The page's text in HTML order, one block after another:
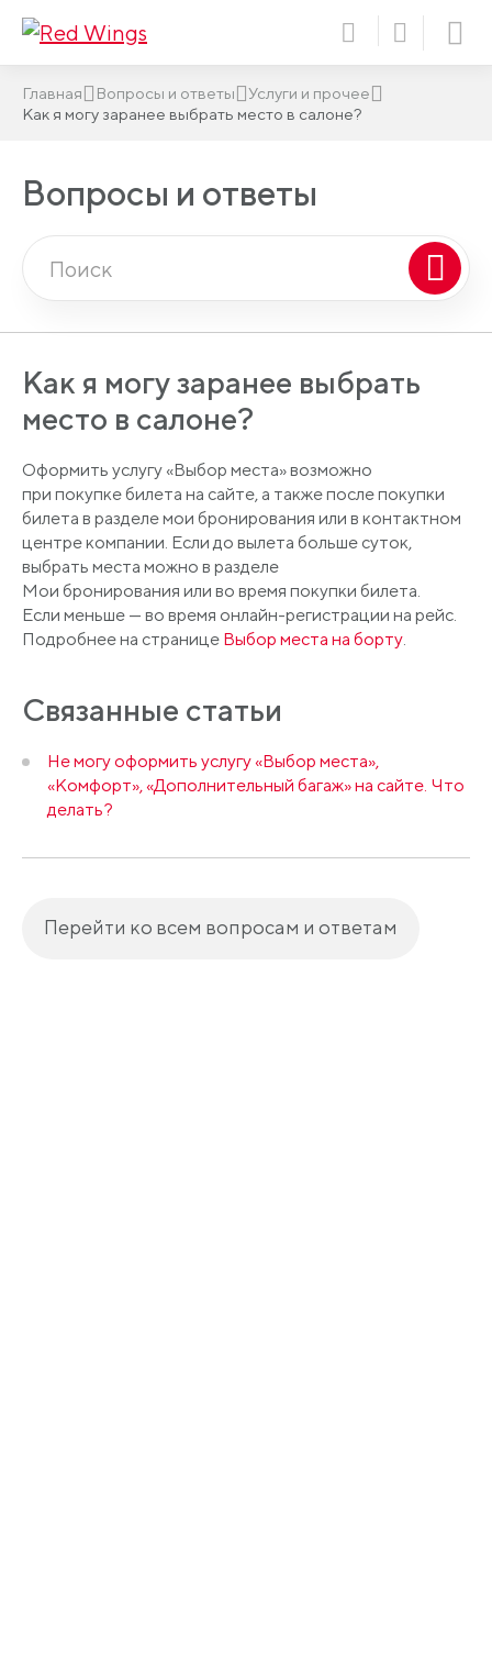
Главная Вопросы и ответы
Услуги и прочее
Как я могу заранее выбрать место в салоне?
Вопросы и ответы
Как я могу заранее выбрать
место в салоне?
Оформить услугу «Выбор места» возможно
при покупке билета на сайте, а также после покупки
билета в разделе мои бронирования или в контактном
центре компании. Если до вылета больше суток,
выбрать места можно в разделе
Мои бронирования или во время покупки билета.
Если меньше — во время онлайн-регистрации на рейс.
Подробнее на странице Выбор места на борту.
Связанные статьи
Не могу оформить услугу «Выбор места»,
«Комфорт», «Дополнительный багаж» на сайте. Что
делать?
Перейти ко всем вопросам и ответам